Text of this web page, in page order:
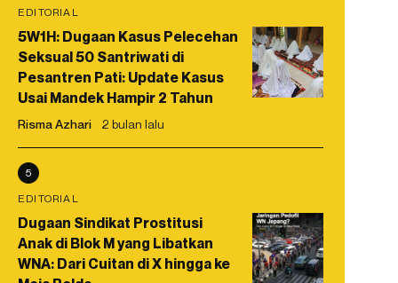
EDITORIAL
5W1H: Dugaan Kasus Pelecehan
Seksual 50 Santriwati di
Pesantren Pati: Update Kasus
Usai Mandek Hampir 2 Tahun
Risma Azhari 2 bulan lalu
5
EDITORIAL
Dugaan Sindikat Prostitusi
Anak di Blok M yang Libatkan
WNA: Dari Cuitan di X hingga ke